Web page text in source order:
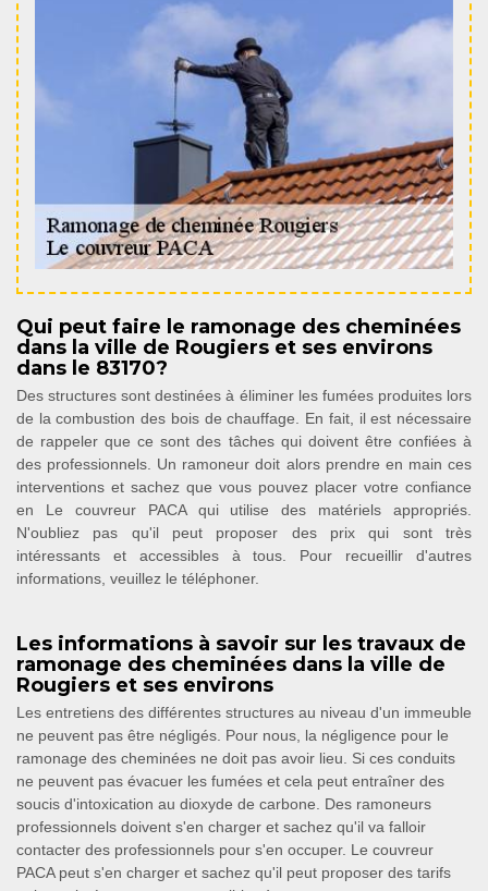
Qui peut faire le ramonage des cheminées
dans la ville de Rougiers et ses environs
dans le 83170?
Des structures sont destinées à éliminer les fumées produites lors
de la combustion des bois de chauffage. En fait, il est nécessaire
de rappeler que ce sont des tâches qui doivent être confiées à
des professionnels. Un ramoneur doit alors prendre en main ces
interventions et sachez que vous pouvez placer votre confiance
en Le couvreur PACA qui utilise des matériels appropriés.
N'oubliez pas qu'il peut proposer des prix qui sont très
intéressants et accessibles à tous. Pour recueillir d'autres
informations, veuillez le téléphoner.
Les informations à savoir sur les travaux de
ramonage des cheminées dans la ville de
Rougiers et ses environs
Les entretiens des différentes structures au niveau d'un immeuble
ne peuvent pas être négligés. Pour nous, la négligence pour le
ramonage des cheminées ne doit pas avoir lieu. Si ces conduits
ne peuvent pas évacuer les fumées et cela peut entraîner des
soucis d'intoxication au dioxyde de carbone. Des ramoneurs
professionnels doivent s'en charger et sachez qu'il va falloir
contacter des professionnels pour s'en occuper. Le couvreur
PACA peut s'en charger et sachez qu'il peut proposer des tarifs